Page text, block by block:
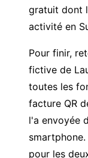
gratuit dont
activité en
Pour finir,
fictive de
toutes les
facture QR
l'a envoyée
pour les